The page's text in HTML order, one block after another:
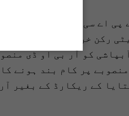
پی اے سی کو بتایا کے نیب
رکن خرم کریم سومرو
کو آر بی او ڈی
پر کام بند ہونے
کے ریکارڈ کے بغیر